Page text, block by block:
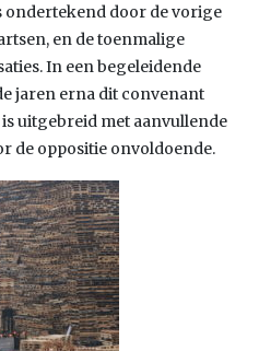
ondertekend door de vorige
en de toenmalige
In een begeleidende
jaren erna dit convenant
uitgebreid met aanvullende
de oppositie onvoldoende.